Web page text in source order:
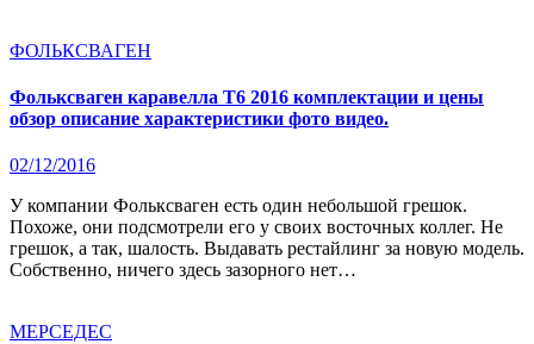
ФОЛЬКСВАГЕН
Фольксваген каравелла Т6 2016 комплектации и цены
обзор описание характеристики фото видео.
02/12/2016
У компании Фольксваген есть один небольшой грешок.
Похоже, они подсмотрели его у своих восточных коллег. Не
грешок, а так, шалость. Выдавать рестайлинг за новую модель.
Собственно, ничего здесь зазорного нет…
МЕРСЕДЕС